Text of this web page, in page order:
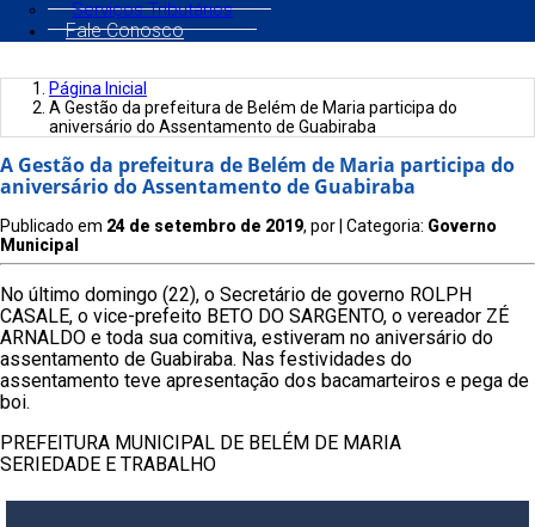
Serviços Tributários
Fale Conosco
Página Inicial
A Gestão da prefeitura de Belém de Maria participa do
aniversário do Assentamento de Guabiraba
A Gestão da prefeitura de Belém de Maria participa do
aniversário do Assentamento de Guabiraba
Publicado em 24 de setembro de 2019, por | Categoria: Governo
Municipal
No último domingo (22), o Secretário de governo ROLPH
CASALE, o vice-prefeito BETO DO SARGENTO, o vereador ZÉ
ARNALDO e toda sua comitiva, estiveram no aniversário do
assentamento de Guabiraba. Nas festividades do
assentamento teve apresentação dos bacamarteiros e pega de
boi.
PREFEITURA MUNICIPAL DE BELÉM DE MARIA
SERIEDADE E TRABALHO